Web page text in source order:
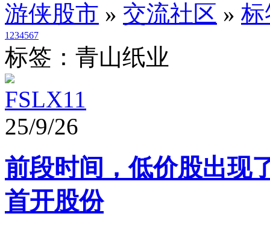
游侠股市 » 交流社区 » 标
1 234567
标签：青山纸业
FSLX11
25/9/26
前段时间，低价股出现
首开股份